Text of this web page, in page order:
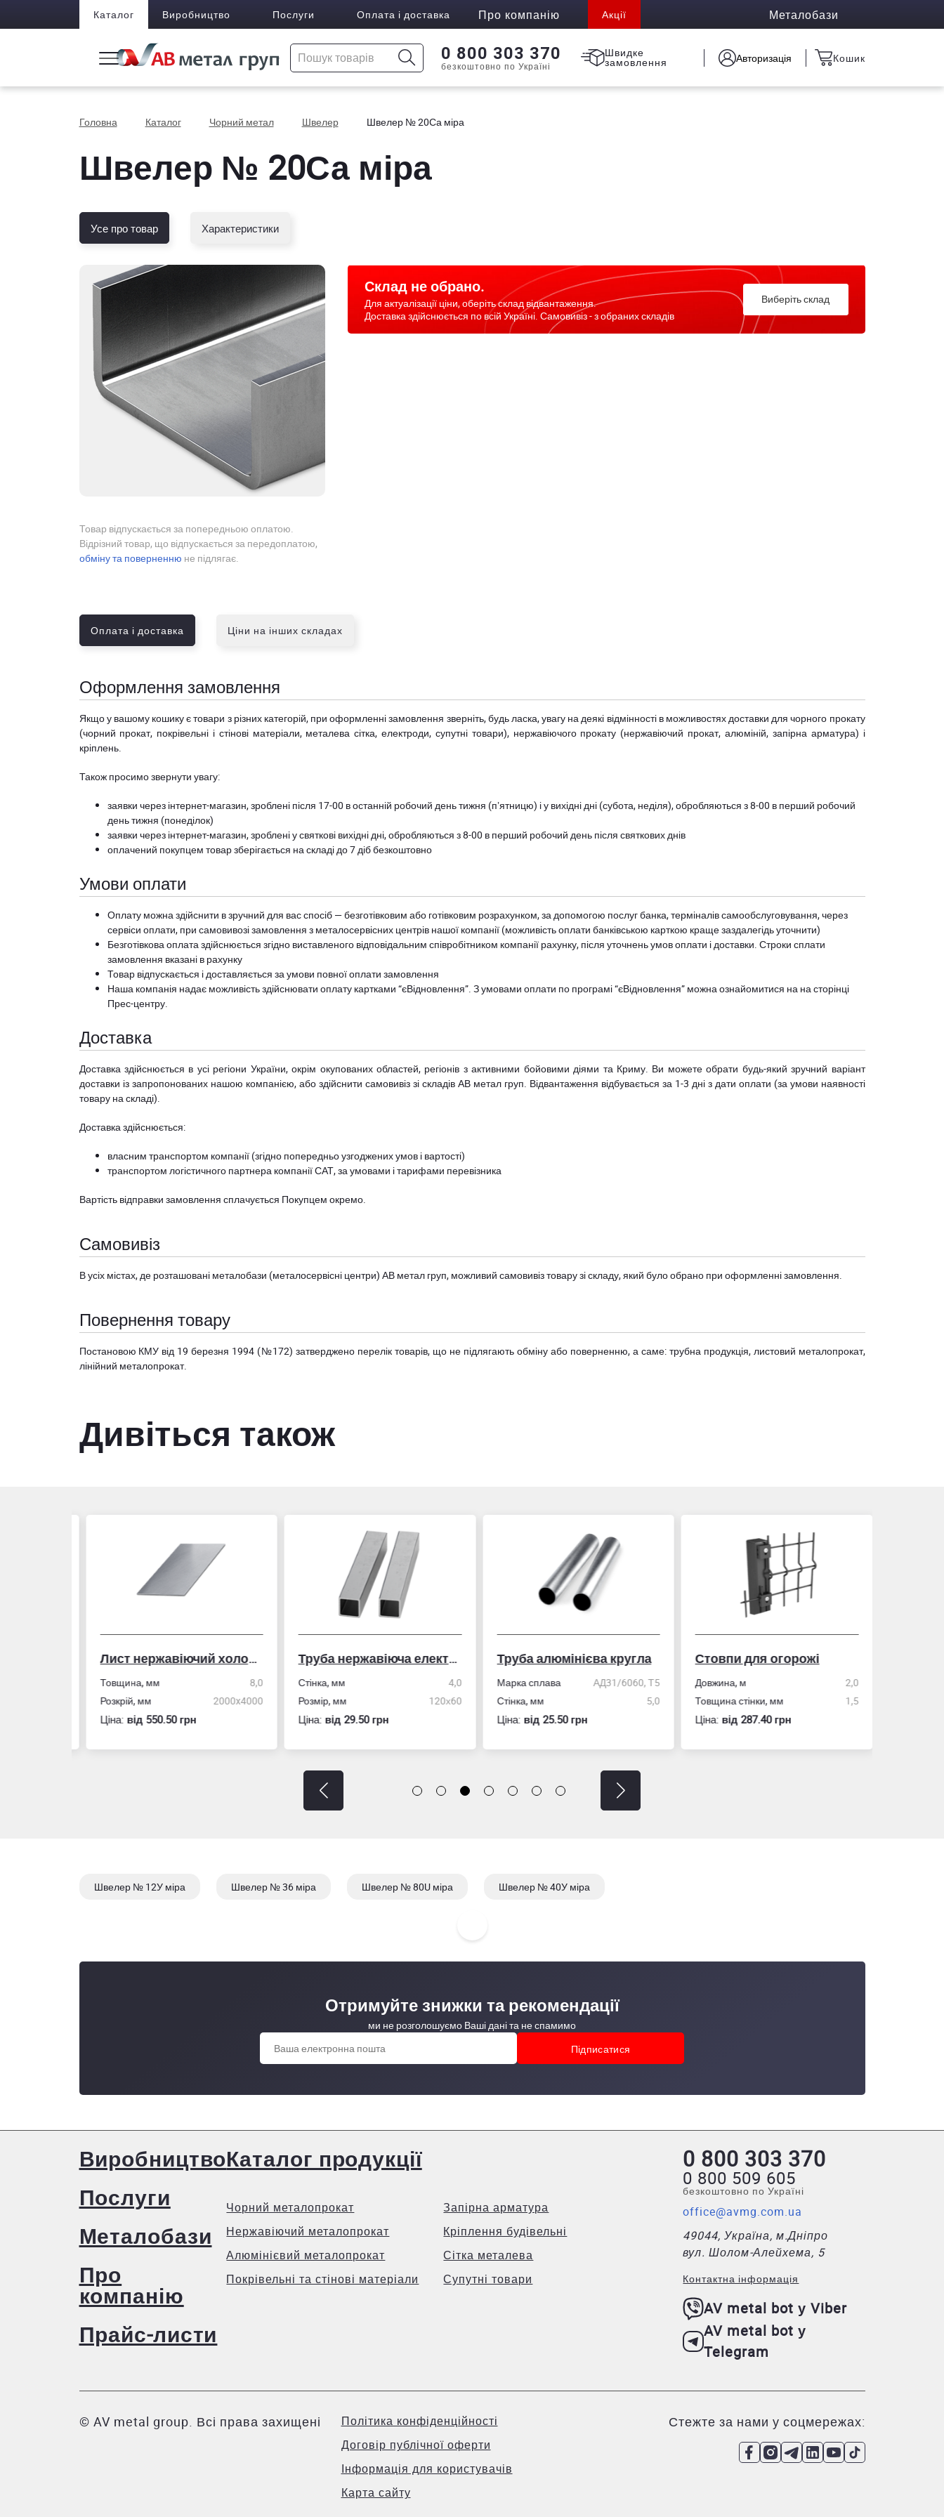
Каталог Виробництво Послуги Оплата і доставка Про компанію Акції Металобази
0 800 303 370
безкоштовно по Україні
Швидке
замовлення Авторизація Кошик
Головна Каталог Чорний метал Швелер Швелер № 20Са міра
Швелер № 20Са міра
Усе про товар Характеристики
Товар відпускається за попередньою оплатою.
Відрізний товар, що відпускається за передоплатою,
обміну та поверненню не підлягає.
Склад не обрано.
Для актуалізації ціни, оберіть склад відвантаження.
Доставка здійснюється по всій Україні. Самовивіз - з обраних складів
Виберіть склад
Оплата і доставка Ціни на інших складах
Оформлення замовлення
Якщо у вашому кошику є товари з різних категорій, при оформленні замовлення зверніть, будь ласка, увагу на деякі відмінності в можливостях доставки для чорного прокату
(чорний прокат, покрівельні і стінові матеріали, металева сітка, електроди, супутні товари), нержавіючого прокату (нержавіючий прокат, алюміній, запірна арматура) і
кріплень.
Також просимо звернути увагу:
заявки через інтернет-магазин, зроблені після 17-00 в останній робочий день тижня (пʼятницю) і у вихідні дні (субота, неділя), обробляються з 8-00 в перший робочий
день тижня (понеділок)
заявки через інтернет-магазин, зроблені у святкові вихідні дні, обробляються з 8-00 в перший робочий день після святкових днів
оплачений покупцем товар зберігається на складі до 7 діб безкоштовно
Умови оплати
Оплату можна здійснити в зручний для вас спосіб — безготівковим або готівковим розрахунком, за допомогою послуг банка, терміналів самообслуговування, через
сервіси оплати, при самовивозі замовлення з металосервісних центрів нашої компанії (можливість оплати банківською карткою краще заздалегідь уточнити)
Безготівкова оплата здійснюється згідно виставленого відповідальним співробітником компанії рахунку, після уточнень умов оплати і доставки. Строки сплати
замовлення вказані в рахунку
Товар відпускається і доставляється за умови повної оплати замовлення
Наша компанія надає можливість здійснювати оплату картками “єВідновлення”. З умовами оплати по програмі “єВідновлення” можна ознайомитися на на сторінці
Прес-центру.
Доставка
Доставка здійснюється в усі регіони України, окрім окупованих областей, регіонів з активними бойовими діями та Криму. Ви можете обрати будь-який зручний варіант
доставки із запропонованих нашою компанією, або здійснити самовивіз зі складів АВ метал груп. Відвантаження відбувається за 1-3 дні з дати оплати (за умови наявності
товару на складі).
Доставка здійснюється:
власним транспортом компанії (згідно попередньо узгоджених умов і вартості)
транспортом логістичного партнера компанії САТ, за умовами і тарифами перевізника
Вартість відправки замовлення сплачується Покупцем окремо.
Самовивіз
В усіх містах, де розташовані металобази (металосервісні центри) АВ метал груп, можливий самовивіз товару зі складу, який було обрано при оформленні замовлення.
Повернення товару
Постановою КМУ від 19 березня 1994 (№172) затверджено перелік товарів, що не підлягають обміну або поверненню, а саме: трубна продукція, листовий металопрокат,
лінійний металопрокат.
Дивіться також
Лист нержавіючий холоднокатаний
Товщина, мм
8,0
Розкрій, мм
2000x4000
Ціна:вiд 550.50 грн
Труба нержавіюча електрозварна профільна
Стінка, мм
4,0
Розмір, мм
120х60
Ціна:вiд 29.50 грн
Труба алюмінієва кругла
Марка сплава
АД31/6060, Т5
Стінка, мм
5,0
Ціна:вiд 25.50 грн
Стовпи для огорожі
Довжина, м
2,0
Товщина стінки, мм
1,5
Ціна:вiд 287.40 грн
Швелер № 12У міра Швелер № 36 міра Швелер № 80U міра Швелер № 40У міра
Отримуйте знижки та рекомендації
ми не розголошуємо Ваші дані та не спамимо
Виробництво
Послуги
Металобази
Про
компанію
Прайс-листи
Каталог продукції
Чорний металопрокат
Нержавіючий металопрокат
Алюмінієвий металопрокат
Покрівельні та стінові матеріали
Запірна арматура
Кріплення будівельні
Сітка металева
Супутні товари
0 800 303 370
0 800 509 605
безкоштовно по Україні
office@avmg.com.ua
49044, Україна, м.Дніпро
вул. Шолом-Алейхема, 5
Контактна інформація
AV metal bot у Viber
AV metal bot у
Telegram
© AV metal group. Всі права захищені
Політика конфіденційності
Договір публічної оферти
Інформація для користувачів
Карта сайту
Стежте за нами у соцмережах: